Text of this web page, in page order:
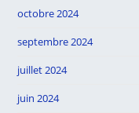
octobre 2024
septembre 2024
juillet 2024
juin 2024